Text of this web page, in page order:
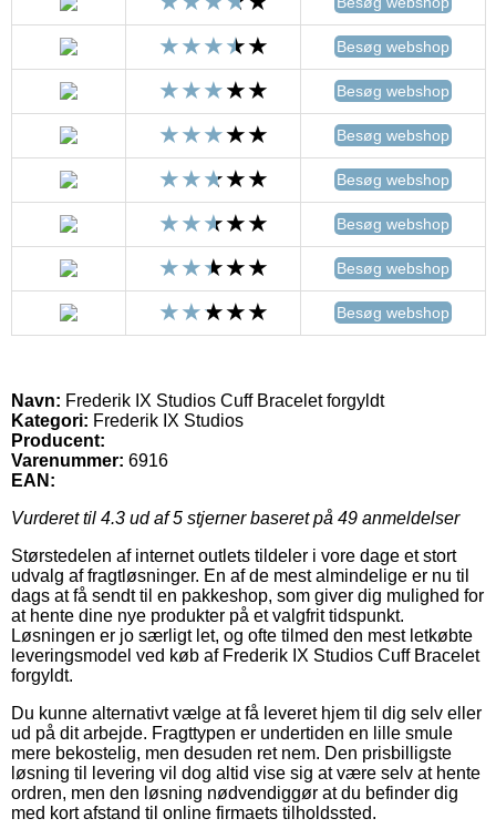
Besøg webshop
Besøg webshop
Besøg webshop
Besøg webshop
Besøg webshop
Besøg webshop
Besøg webshop
Navn: Frederik IX Studios Cuff Bracelet forgyldt
Kategori: Frederik IX Studios
Producent:
Varenummer: 6916
EAN:
Vurderet til 4.3 ud af 5 stjerner baseret på 49 anmeldelser
Størstedelen af internet outlets tildeler i vore dage et stort
udvalg af fragtløsninger. En af de mest almindelige er nu til
dags at få sendt til en pakkeshop, som giver dig mulighed for
at hente dine nye produkter på et valgfrit tidspunkt.
Løsningen er jo særligt let, og ofte tilmed den mest letkøbte
leveringsmodel ved køb af Frederik IX Studios Cuff Bracelet
forgyldt.
Du kunne alternativt vælge at få leveret hjem til dig selv eller
ud på dit arbejde. Fragttypen er undertiden en lille smule
mere bekostelig, men desuden ret nem. Den prisbilligste
løsning til levering vil dog altid vise sig at være selv at hente
ordren, men den løsning nødvendiggør at du befinder dig
med kort afstand til online firmaets tilholdssted.